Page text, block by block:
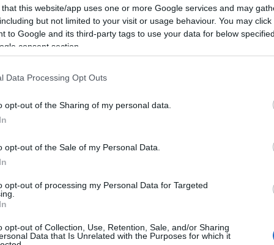
that this website/app uses one or more Google services and may
but not limited to your visit or usage behaviour. You may
to Google and its third-party tags to use your data for below
consent section.
Data Processing Opt Outs
opt-out of the Sharing of my personal data.
opt-out of the Sale of my Personal Data.
opt-out of processing my Personal Data for Targeted
opt-out of Collection, Use, Retention, Sale, and/or Sharing
Data that Is Unrelated with the Purposes for which it
és saját döntéseik
át tartó folyamatos megmérettetés szoros és
hozott.
győztese a Jurisich
és Kollégium tanulója lett 45
hozammal, míg a tanárok
Szűcs Sándor Általános Iskola